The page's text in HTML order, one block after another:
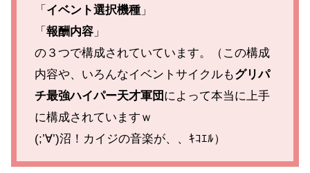
「 イベント選択機種」
「 報酬内容」
の３つで構成されていています。（この構成
内容や、いろんなイベントサイクルもグリパ
チ最強ハイパー天才軍団 によって本当に上手
に構成されていますｗ
(;’∀’)沼！カイジの音楽が、、ｷｺｴﾙ）